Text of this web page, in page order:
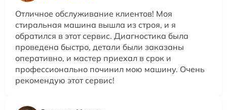
Отличное обслуживание клиентов! Моя
стиральная машина вышла из строя, и я
обратился в этот сервис. Диагностика была
проведена быстро, детали были заказаны
оперативно, и мастер приехал в срок и
профессионально починил мою машину. Очень
рекомендую этот сервис!